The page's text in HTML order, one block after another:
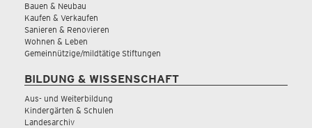
Bauen & Neubau
Kaufen & Verkaufen
Sanieren & Renovieren
Wohnen & Leben
Gemeinnützige/mildtätige Stiftungen
BILDUNG & WISSENSCHAFT
Aus- und Weiterbildung
Kindergärten & Schulen
Landesarchiv